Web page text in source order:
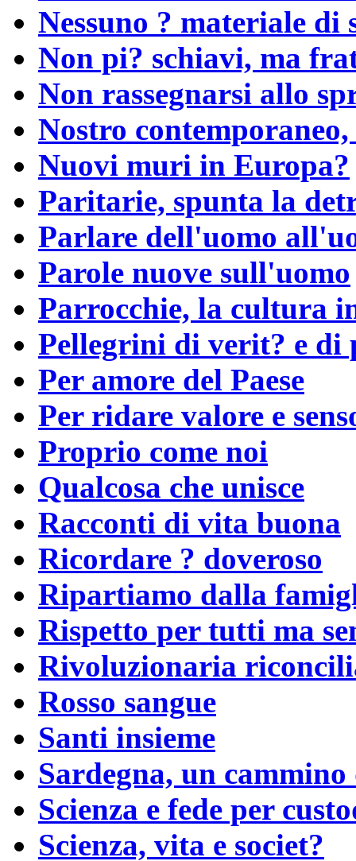
Nessuno ? materiale di
Non pi? schiavi, ma
Non rassegnarsi allo
Nostro
Nuovi muri in Europa?
Paritarie, spunta la
Parlare dell'uomo
Parole nuove sull'uomo
Parrocchie, la cultura
Pellegrini di verit? e di
Per amore del Paese
Per ridare valore e
Proprio come noi
Qualcosa che unisce
Racconti di vita buona
Ricordare ? doveroso
Ripartiamo dalla
Rispetto per tutti ma
Rivoluzionaria
Rosso sangue
Santi insieme
Sardegna, un
Scienza e fede per
Scienza, vita e societ?